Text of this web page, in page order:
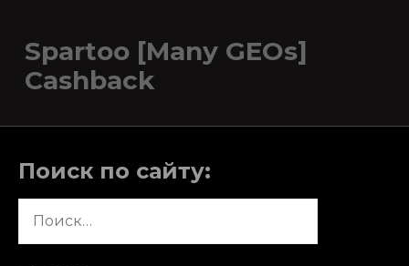
Spartoo [Many GEOs]
Cashback
Поиск по сайту: